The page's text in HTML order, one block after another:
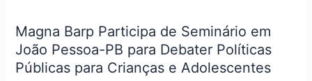
Magna Barp Participa de Seminário em
João Pessoa-PB para Debater Políticas
Públicas para Crianças e Adolescentes
Participa
de
Seminário